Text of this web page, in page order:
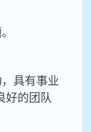
具有事业
好的团队